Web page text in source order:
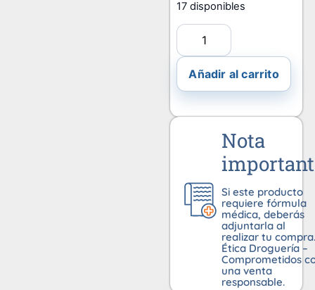
17 disponibles
Añadir al carrito
Nota
Si este producto
requiere fórmula
médica, deberás
adjuntarla al
realizar tu compra.
Ética Droguería –
Comprometidos
una venta
responsable.